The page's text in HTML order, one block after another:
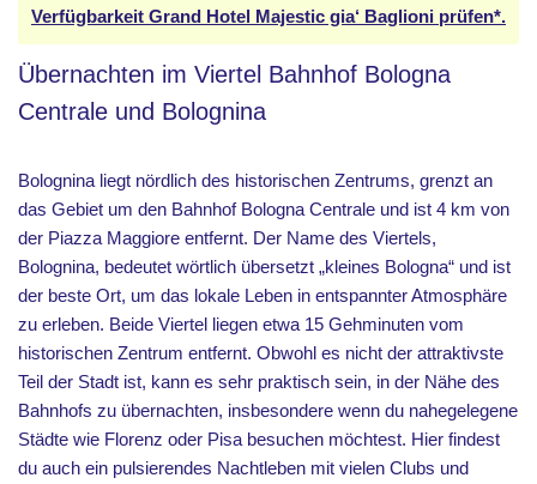
Verfügbarkeit Grand Hotel Majestic gia‘ Baglioni prüfen*.
Übernachten im Viertel Bahnhof Bologna
Centrale und Bolognina
Bolognina liegt nördlich des historischen Zentrums, grenzt an
das Gebiet um den Bahnhof Bologna Centrale und ist 4 km von
der Piazza Maggiore entfernt. Der Name des Viertels,
Bolognina, bedeutet wörtlich übersetzt „kleines Bologna“ und ist
der beste Ort, um das lokale Leben in entspannter Atmosphäre
zu erleben. Beide Viertel liegen etwa 15 Gehminuten vom
historischen Zentrum entfernt. Obwohl es nicht der attraktivste
Teil der Stadt ist, kann es sehr praktisch sein, in der Nähe des
Bahnhofs zu übernachten, insbesondere wenn du nahegelegene
Städte wie Florenz oder Pisa besuchen möchtest. Hier findest
du auch ein pulsierendes Nachtleben mit vielen Clubs und